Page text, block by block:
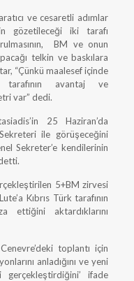
ve cesaretli adımlar
gözetileceği iki tarafı
BM ve onun
telkin ve baskılara
“Çünkü maalesef içinde
tarafının avantaj ve
var” dedi.
25 Haziran’da
ile görüşeceğini
Sekreter’e kendilerinin
5+BM zirvesi
Kıbrıs Türk tarafının
ettiğini aktardıklarını
toplantı için
anladığını ve yeni
ifade